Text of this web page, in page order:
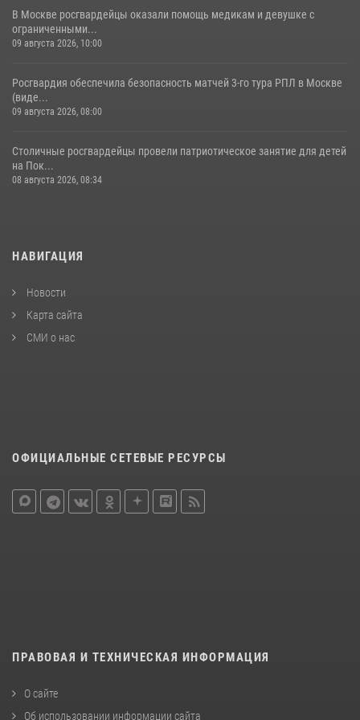
В Москве росгвардейцы оказали помощь медикам и девушке с
ограниченными...
09 августа 2026, 10:00
Росгвардия обеспечила безопасность матчей 3-го тура РПЛ в Москве
(виде...
09 августа 2026, 08:00
Столичные росгвардейцы провели патриотическое занятие для детей
на Пок...
08 августа 2026, 08:34
НАВИГАЦИЯ
Новости
Карта сайта
СМИ о нас
ОФИЦИАЛЬНЫЕ СЕТЕВЫЕ РЕСУРСЫ
ПРАВОВАЯ И ТЕХНИЧЕСКАЯ ИНФОРМАЦИЯ
О сайте
Об использовании информации сайта